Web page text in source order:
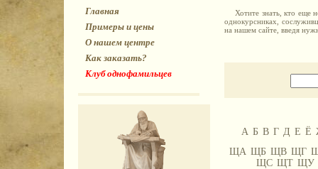
Главная
Примеры и цены
О нашем центре
Как заказать?
Клуб однофамильцев
Хотите знать, кто еще
однокурсниках,
на нашем сайте, введя
А Б В Г Д Е Ё
ЩА ЩБ ЩВ ЩГ
ЩС ЩТ ЩУ